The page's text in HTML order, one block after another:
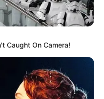
Caught On Camera!